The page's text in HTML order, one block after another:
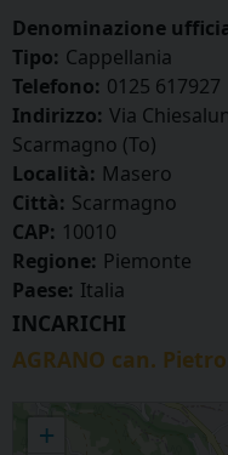
Denominazione
Tipo: Cappellania
Telefono: 0125 617927
Indirizzo: Via
Scarmagno (To)
Località: Masero
Città: Scarmagno
CAP: 10010
Regione: Piemonte
Paese: Italia
INCARICHI
AGRANO can. Pietro
MASERO - Maria Ausiliatrice
+